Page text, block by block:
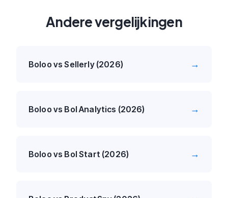
Andere vergelijkingen
Boloo vs Sellerly (2026) →
Boloo vs Bol Analytics (2026) →
Boloo vs Bol Start (2026) →